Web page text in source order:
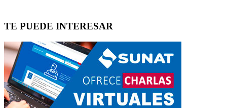
TE PUEDE INTERESAR